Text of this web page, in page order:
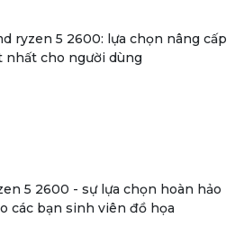
ryzen 5 2600: lựa chọn nâng cấp
nhất cho người dùng
5 2600 - sự lựa chọn hoàn hảo
các bạn sinh viên đồ họa